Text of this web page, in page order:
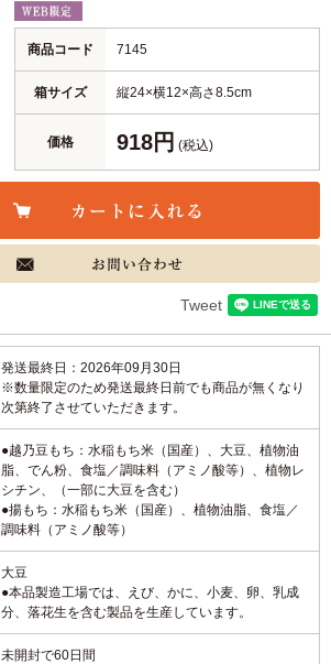
商品コード 7145
箱サイズ 縦24×横12×高さ8.5cm
価格 918円 (税込)
Tweet
発送最終日：2026年09月30日
※数量限定のため発送最終日前でも商品が無くなり
次第終了させていただきます。
●越乃豆もち：水稲もち米（国産）、大豆、植物油
脂、でん粉、食塩／調味料（アミノ酸等）、植物レ
シチン、（一部に大豆を含む）
●揚もち：水稲もち米（国産）、植物油脂、食塩／
調味料（アミノ酸等）
大豆
●本品製造工場では、えび、かに、小麦、卵、乳成
分、落花生を含む製品を生産しています。
未開封で60日間